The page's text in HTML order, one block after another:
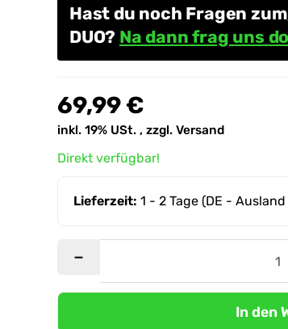
Hast du noch Fragen
DUO? Na dann frag uns
69,99 €
inkl. 19% USt. , zzgl. Versand
Direkt verfügbar!
Lieferzeit:1 - 2 Tage (DE -
In den